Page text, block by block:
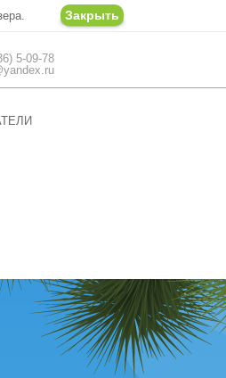
Закрыть
5-09-78